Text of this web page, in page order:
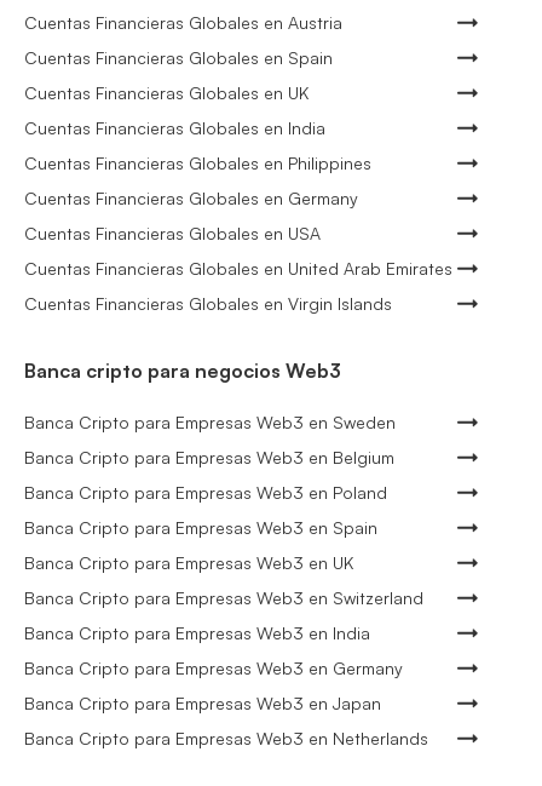
Cuentas Financieras Globales en Austria
Cuentas Financieras Globales en Spain
Cuentas Financieras Globales en UK
Cuentas Financieras Globales en India
Cuentas Financieras Globales en Philippines
Cuentas Financieras Globales en Germany
Cuentas Financieras Globales en USA
Cuentas Financieras Globales en United Arab Emirates
Cuentas Financieras Globales en Virgin Islands
Banca cripto para negocios Web3
Banca Cripto para Empresas Web3 en Sweden
Banca Cripto para Empresas Web3 en Belgium
Banca Cripto para Empresas Web3 en Poland
Banca Cripto para Empresas Web3 en Spain
Banca Cripto para Empresas Web3 en UK
Banca Cripto para Empresas Web3 en Switzerland
Banca Cripto para Empresas Web3 en India
Banca Cripto para Empresas Web3 en Germany
Banca Cripto para Empresas Web3 en Japan
Banca Cripto para Empresas Web3 en Netherlands